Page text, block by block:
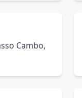
Cambo,